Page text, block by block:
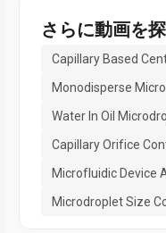
さらに動画を
Capillary Based
Monodisperse
Water In Oil
Capillary Orifice
Microfluidic Device
Microdroplet Size